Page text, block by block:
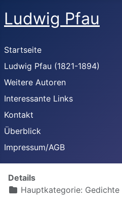
Ludwig Pfau
Startseite
Ludwig Pfau (1821-1894)
Weitere Autoren
Interessante Links
Kontakt
Überblick
Impressum/AGB
Details
Hauptkategorie: Gedichte